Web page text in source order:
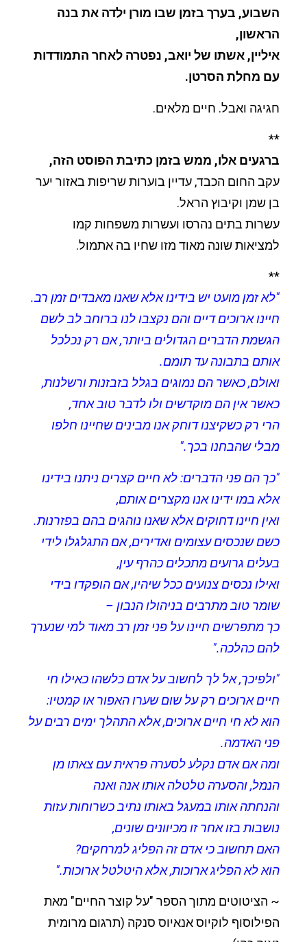
השבוע, בערך בזמן שבו מורן ילדה את בנה
הראשון,
איליין, אשתו של יואב, נפטרה לאחר התמודדות
עם מחלת הסרטן.
חגיגה ואבל. חיים מלאים.
**
ברגעים אלו, ממש בזמן כתיבת הפוסט הזה,
עקב החום הכבד, עדיין בוערות שריפות באזור יער
בן שמן וקיבוץ הראל.
עשרות בתים נהרסו ועשרות משפחות קמו
למציאות שונה מאוד מזו שחיו בה אתמול.
**
"לא זמן מועט יש בידינו אלא שאנו מאבדים זמן רב.
חיינו ארוכים דיים והם נקצבו לנו ברוחב לב לשם
הגשמת הדברים הגדולים ביותר, אם רק נכלכל
אותם בתבונה עד תומם.
ואולם, כאשר הם נמוגים בגלל בזבזנות ורשלנות,
כאשר אין הם מוקדשים ולו לדבר טוב אחד,
הרי רק כשקיצנו דוחק אנו מבינים שחיינו חלפו
מבלי שהבחנו בכך."
"כך הם פני הדברים: לא חיים קצרים ניתנו בידינו
אלא במו ידינו אנו מקצרים אותם,
ואין חיינו דחוקים אלא שאנו נוהגים בהם בפזרנות.
כשם שנכסים עצומים ואדירים, אם התגלגלו לידי
בעלים גרועים מתכלים כהרף עין,
ואילו נכסים צנועים ככל שיהיו, אם הופקדו בידי
שומר טוב מתרבים בניהולו הנבון –
כך מתפרשים חיינו על פני זמן רב מאוד למי שנערך
להם כהלכה."
"ולפיכך, אל לך לחשוב על אדם כלשהו כאילו חי
חיים ארוכים רק על שום שערו האפור או קמטיו:
הוא לא חי חיים ארוכים, אלא התהלך ימים רבים על
פני האדמה.
ומה אם אדם נקלע לסערה פראית עם צאתו מן
הנמל, והסערה טלטלה אותו אנה ואנה
והנחתה אותו במעגל באותו נתיב כשרוחות עזות
נושבות בזו אחר זו מכיוונים שונים,
האם תחשוב כי אדם זה הפליג למרחקים?
הוא לא הפליג ארוכות, אלא היטלטל ארוכות."
~ הציטוטים מתוך הספר "על קוצר החיים" מאת
הפילוסוף לוקיוס אנאיוס סנקה (תרגום מרומית